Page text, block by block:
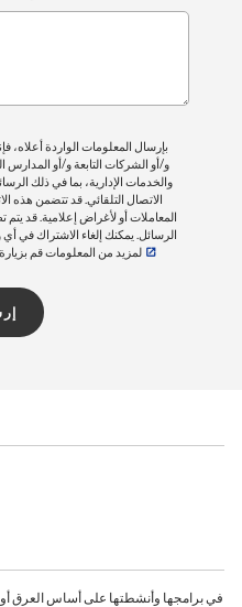
بإرسال المعلومات الواردة
الاتصال التلقائي. قد تتضمن هذه
المعاملات أو لأغراض إعلامية. قد يتم
الرسائل. يمكنك إلغاء الاشتراك في أي
لمزيد من المعلومات قم بزيارة